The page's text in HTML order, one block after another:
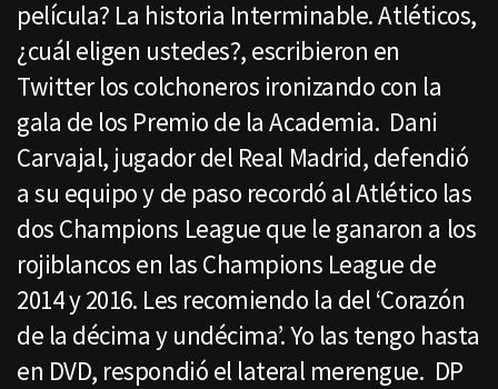
película? La historia Interminable. Atléticos,
¿cuál eligen ustedes?, escribieron en
Twitter los colchoneros ironizando con la
gala de los Premio de la Academia. Dani
Carvajal, jugador del Real Madrid, defendió
a su equipo y de paso recordó al Atlético las
dos Champions League que le ganaron a los
rojiblancos en las Champions League de
2014 y 2016. Les recomiendo la del ‘Corazón
de la décima y undécima’. Yo las tengo hasta
en DVD, respondió el lateral merengue. DP